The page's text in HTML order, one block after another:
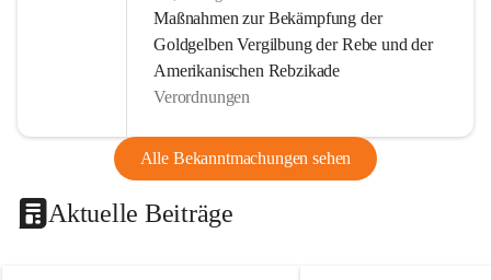
Maßnahmen zur Bekämpfung der
Goldgelben Vergilbung der Rebe und der
Amerikanischen Rebzikade
Verordnungen
Alle Bekanntmachungen sehen
Aktuelle Beiträge